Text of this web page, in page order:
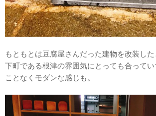
もともとは豆腐屋さんだった建物を改装した
下町である根津の雰囲気にとっても合って
ことなくモダンな感じも。